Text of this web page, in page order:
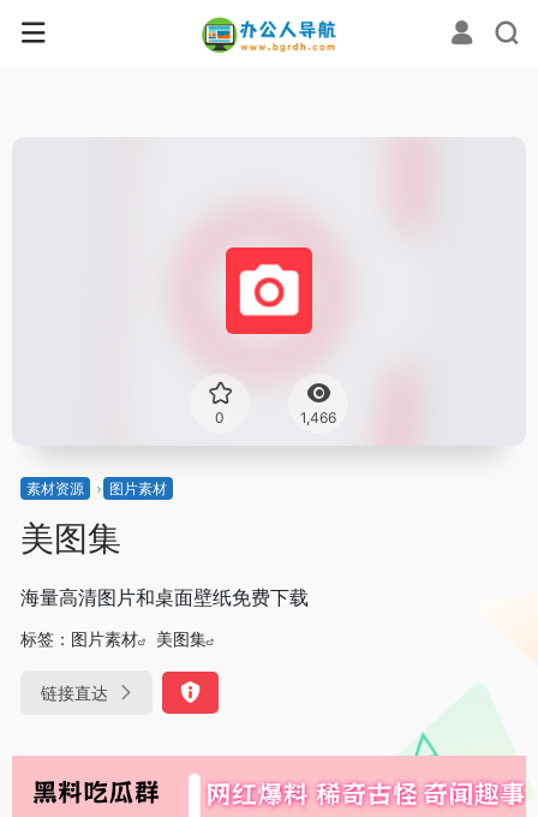
0 1,466
素材资源 图片素材
美图集
海量高清图片和桌面壁纸免费下载
标签： 图片素材 美图集
链接直达